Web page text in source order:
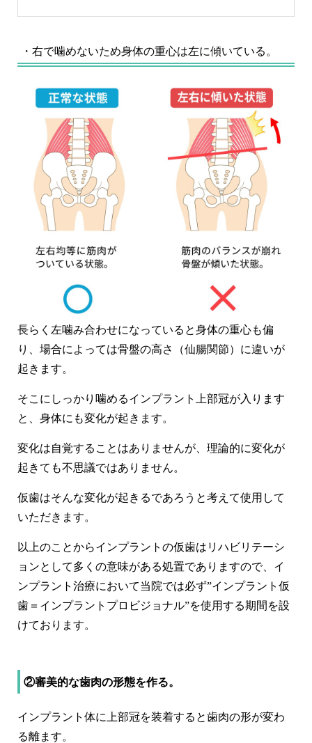
・右で噛めないため身体の重心は左に傾いている。
長らく左噛み合わせになっていると身体の重心も偏
り、場合によっては骨盤の高さ（仙腸関節）に違いが
起きます。
そこにしっかり噛めるインプラント上部冠が入ります
と、身体にも変化が起きます。
変化は自覚することはありませんが、理論的に変化が
起きても不思議ではありません。
仮歯はそんな変化が起きるであろうと考えて使用して
いただきます。
以上のことからインプラントの仮歯はリハビリテーシ
ョンとして多くの意味がある処置でありますので、イ
ンプラント治療において当院では必ず”インプラント仮
歯＝インプラントプロビジョナル”を使用する期間を設
けております。
②審美的な歯肉の形態を作る。
インプラント体に上部冠を装着すると歯肉の形が変わ
る離ます。